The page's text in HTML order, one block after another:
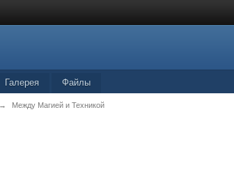
Галерея Файлы
→ Между Магией и Техникой